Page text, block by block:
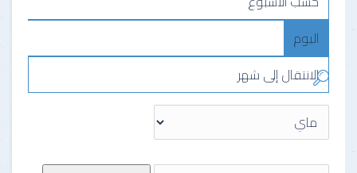
اليوم
الانتقال إلى شهر